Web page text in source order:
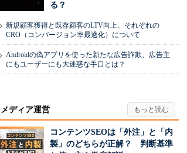
る？
新規顧客獲得と既存顧客のLTV向上、それぞれの
CRO（コンバージョン率最適化）について
Androidの偽アプリを使った新たな広告詐欺、広告主
にもユーザーにも大迷惑な手口とは？
メディア運営
コンテンツSEOは「外注」と「内
製」のどちらが正解？ 判断基準